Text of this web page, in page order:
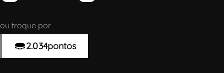
ou troque por
2.034pontos